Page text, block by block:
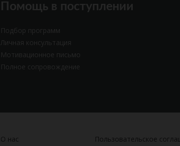
Помощь в поступлении
Подбор программ
Личная консультация
Мотивационное письмо
Полное сопровождение
О нас
Пользовательское